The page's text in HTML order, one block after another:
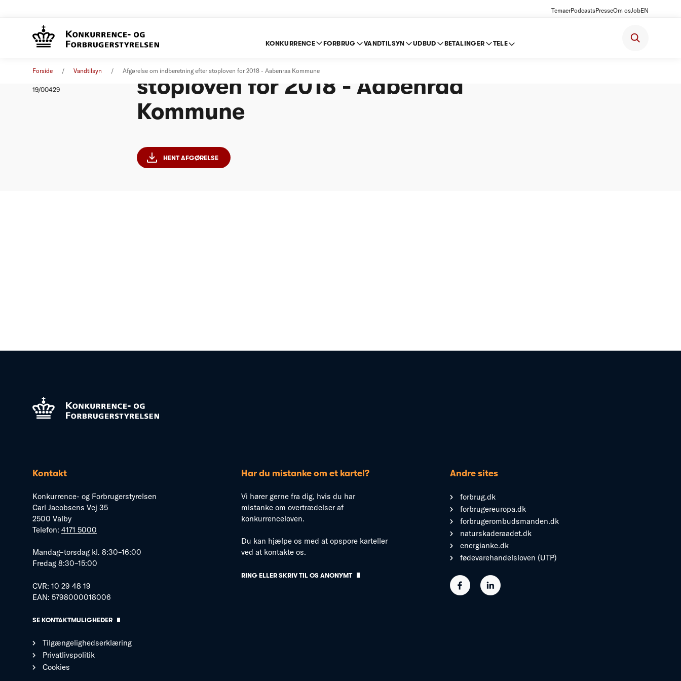
TemaerPodcastsPresseOm osJobEN
KONKURRENCE FORBRUG VANDTILSYN UDBUD BETALINGER TELE
Forside Vandtilsyn Afgørelse om indberetning efter stoploven for 2018 - Aabenraa Kommune
19/00429
stoploven for 2018 - Aabenraa
Kommune
HENT AFGØRELSE
Kontakt
Konkurrence- og Forbrugerstyrelsen
Carl Jacobsens Vej 35
2500 Valby
Telefon: 4171 5000
Mandag–torsdag kl. 8:30–16:00
Fredag 8:30–15:00
CVR: 10 29 48 19
EAN: 5798000018006
SE KONTAKTMULIGHEDER
Tilgængelighedserklæring
Privatlivspolitik
Cookies
Har du mistanke om et kartel?
Vi hører gerne fra dig, hvis du har
mistanke om overtrædelser af
konkurrenceloven.
Du kan hjælpe os med at opspore karteller
ved at kontakte os.
RING ELLER SKRIV TIL OS ANONYMT
Andre sites
forbrug.dk
forbrugereuropa.dk
forbrugerombudsmanden.dk
naturskaderaadet.dk
energianke.dk
fødevarehandelsloven (UTP)